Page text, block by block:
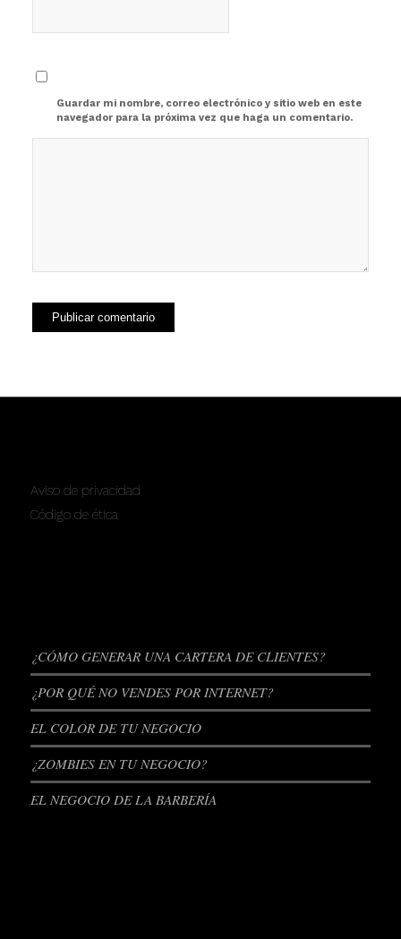
Guardar mi nombre, correo electrónico y sitio web en este
navegador para la próxima vez que haga un comentario.
Aviso de privacidad
Código de ética
¿CÓMO GENERAR UNA CARTERA DE CLIENTES?
¿POR QUÉ NO VENDES POR INTERNET?
EL COLOR DE TU NEGOCIO
¿ZOMBIES EN TU NEGOCIO?
EL NEGOCIO DE LA BARBERÍA